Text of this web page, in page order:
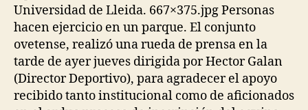
Universidad de Lleida. 667×375.jpg Personas
hacen ejercicio en un parque. El conjunto
ovetense, realizó una rueda de prensa en la
tarde de ayer jueves dirigida por Hector Galan
(Director Deportivo), para agradecer el apoyo
recibido tanto institucional como de aficionados